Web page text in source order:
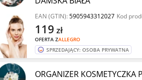
EAN (GTIN):5905943312027 Kod
OFERTA ZALLEGRO
119 zł
SPRZEDAJĄCY: OSOBA PRYWATNA
ORGANIZER KOSMETYCZKA